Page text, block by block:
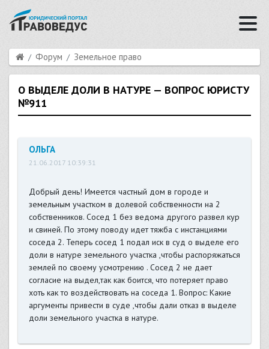
Форум Земельное право
О ВЫДЕЛЕ ДОЛИ В НАТУРЕ — ВОПРОС ЮРИСТУ
№911
ОЛЬГА
21.06.2017 10:39:31
Добрый день! Имеется частный дом в городе и
земельным участком в долевой собственности на 2
собственников. Сосед 1 без ведома другого развел кур
и свиней. По этому поводу идет тяжба с инстанциями
соседа 2. Теперь сосед 1 подал иск в суд о выделе его
доли в натуре земельного участка ,чтобы распоряжаться
землей по своему усмотрению . Сосед 2 не дает
согласие на выдел,так как боится, что потеряет право
хоть как то воздействовать на соседа 1. Вопрос: Какие
аргументы привести в суде ,чтобы дали отказ в выделе
доли земельного участка в натуре.